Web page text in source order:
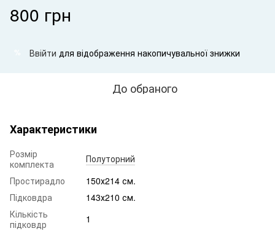
800 грн
Ввійти для відображення накопичувальної знижки
До обраного
Характеристики
Розмір
комплекта
Полуторний
Простирадло
150х214 см.
Підковдра
143х210 см.
Кількість
підковдр
1